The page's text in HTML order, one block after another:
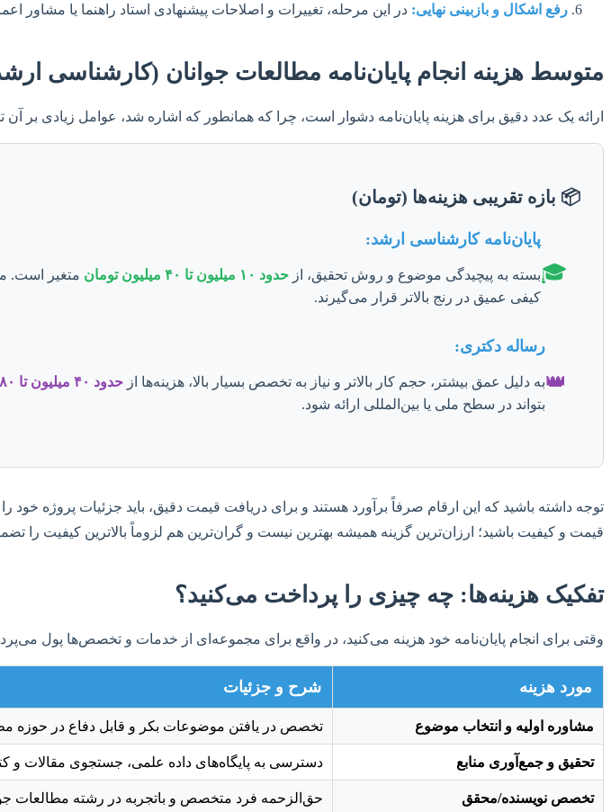
رفع اشکال و بازبینی نهایی: در این مرحله، تغییرات و اصلاحات پیشنهادی استاد راهنما یا مشاور
متوسط هزینه انجام پایان‌نامه مطالعات جوانان (کارشناسی
ارائه یک عدد دقیق برای هزینه پایان‌نامه دشوار است، چرا که همانطور که اشاره شد، عوامل زیادی بر آن
📦 بازه تقریبی هزینه‌ها (تومان)
🎓
پایان‌نامه کارشناسی ارشد:
بسته به پیچیدگی موضوع و روش تحقیق، از حدود ۱۰ میلیون تا ۴۰ میلیون تومان
کیفی عمیق در رنج بالاتر قرار می‌گیرند.
👑
رساله دکتری:
به دلیل عمق بیشتر، حجم کار بالاتر و نیاز به تخصص بسیار بالا، هزینه‌ها از حدود ۴۰ میلیون تا ۸۰ میلیون تومان و حتی بیشتر
بتواند در سطح ملی یا بین‌المللی ارائه شود.
توجه داشته باشید که این ارقام صرفاً برآورد هستند و برای دریافت قیمت دقیق، باید جزئیات پروژه خود
قیمت و کیفیت باشید؛ ارزان‌ترین گزینه همیشه بهترین نیست و گران‌ترین هم لزوماً بالاترین کیفیت را
تفکیک هزینه‌ها: چه چیزی را پرداخت می‌کنید؟
وقتی برای انجام پایان‌نامه خود هزینه می‌کنید، در واقع برای مجموعه‌ای از خدمات و تخصص‌ها پول
مورد هزینه شرح و جزئیات
مشاوره اولیه و انتخاب موضوع تخصص در یافتن موضوعات بکر و قابل دفاع در حوزه
تحقیق و جمع‌آوری منابع دسترسی به پایگاه‌های داده علمی، جستجوی مقالات و
تخصص نویسنده/محقق حق‌الزحمه فرد متخصص و باتجربه در رشته مطالعات